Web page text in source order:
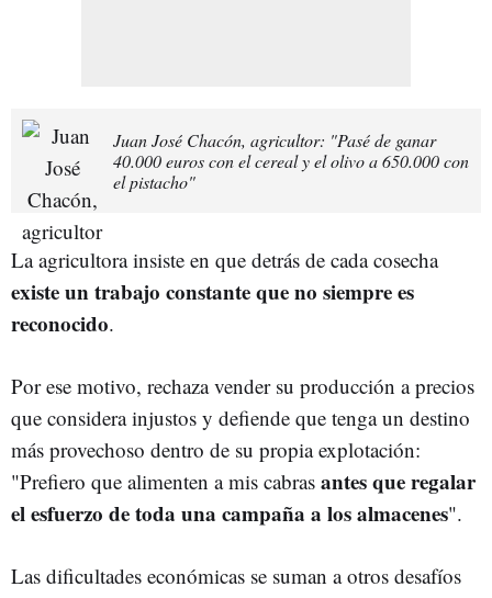
Juan José Chacón, agricultor: "Pasé de ganar
40.000 euros con el cereal y el olivo a 650.000 con
el pistacho"
La agricultora insiste en que detrás de cada cosecha
existe un trabajo constante que no siempre es
reconocido.
Por ese motivo, rechaza vender su producción a precios
que considera injustos y defiende que tenga un destino
más provechoso dentro de su propia explotación:
"Prefiero que alimenten a mis cabras antes que regalar
el esfuerzo de toda una campaña a los almacenes".
Las dificultades económicas se suman a otros desafíos